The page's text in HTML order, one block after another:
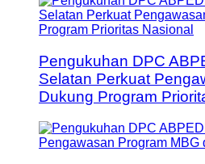
Pengukuhan DPC
Selatan Perkuat
Dukung Program